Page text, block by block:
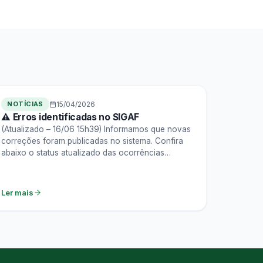
NOTÍCIAS 15/04/2026
⚠️ Erros identificadas no SIGAF
(Atualizado – 16/06 15h39) Informamos que novas
correções foram publicadas no sistema. Confira
abaixo o status atualizado das ocorrências
Ler mais